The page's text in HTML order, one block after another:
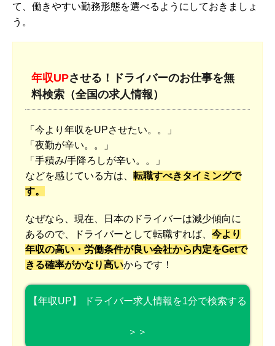
て、働きやすい勤務形態を選べるようにしておきましょ
う。
年収UPさせる！ドライバーのお仕事を無
料検索（全国の求人情報）
「今より年収をUPさせたい。。」
「夜勤が辛い。。」
「手積み/手降ろしが辛い。。」
などを感じている方は、 転職すべきタイミングで
す。
なぜなら、現在、日本のドライバーは減少傾向に
あるので、ドライバーとして転職すれば、 今より
年収の高い・労働条件が良い会社から内定をGetで
きる確率がかなり高いからです！
【年収UP】 ドライバー求人情報を1分で検索する
＞＞